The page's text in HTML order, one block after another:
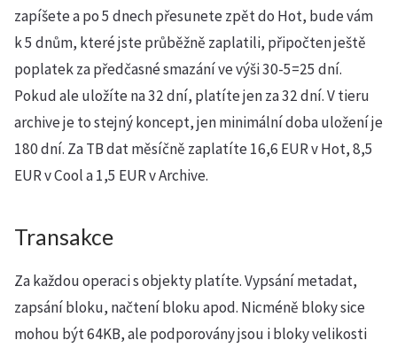
zapíšete a po 5 dnech přesunete zpět do Hot, bude vám
k 5 dnům, které jste průběžně zaplatili, připočten ještě
poplatek za předčasné smazání ve výši 30-5=25 dní.
Pokud ale uložíte na 32 dní, platíte jen za 32 dní. V tieru
archive je to stejný koncept, jen minimální doba uložení je
180 dní. Za TB dat měsíčně zaplatíte 16,6 EUR v Hot, 8,5
EUR v Cool a 1,5 EUR v Archive.
Transakce
Za každou operaci s objekty platíte. Vypsání metadat,
zapsání bloku, načtení bloku apod. Nicméně bloky sice
mohou být 64KB, ale podporovány jsou i bloky velikosti